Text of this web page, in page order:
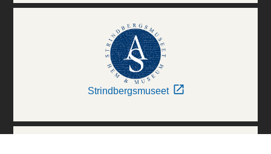
Strindbergsmuseet